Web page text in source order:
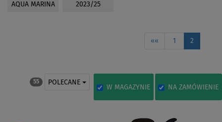
AQUA MARINA
2023/25
«« 1 2
55 POLECANE
W MAGAZYNIE NA ZAMÓWIENIE